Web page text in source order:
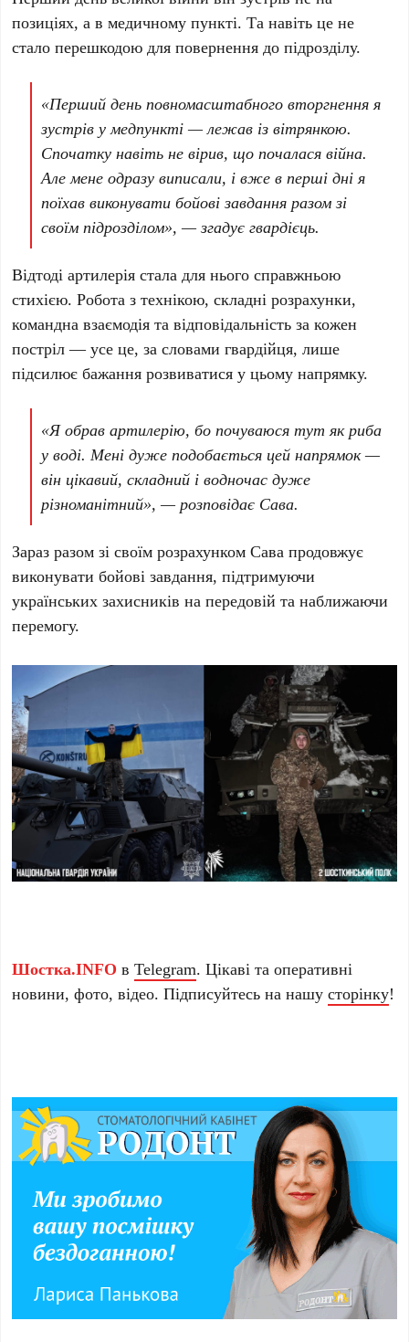
позиціях, а в медичному пункті. Та навіть це не
стало перешкодою для повернення до підрозділу.
«Перший день повномасштабного вторгнення я
зустрів у медпункті — лежав із вітрянкою.
Спочатку навіть не вірив, що почалася війна.
Але мене одразу виписали, і вже в перші дні я
поїхав виконувати бойові завдання разом зі
своїм підрозділом», — згадує гвардієць.
Відтоді артилерія стала для нього справжньою
стихією. Робота з технікою, складні розрахунки,
командна взаємодія та відповідальність за кожен
постріл — усе це, за словами гвардійця, лише
підсилює бажання розвиватися у цьому напрямку.
«Я обрав артилерію, бо почуваюся тут як риба
у воді. Мені дуже подобається цей напрямок —
він цікавий, складний і водночас дуже
різноманітний», — розповідає Сава.
Зараз разом зі своїм розрахунком Сава продовжує
виконувати бойові завдання, підтримуючи
українських захисників на передовій та наближаючи
перемогу.
Шостка.INFO вTelegram. Цікаві та оперативні
новини, фото, відео. Підписуйтесь на нашусторінку!